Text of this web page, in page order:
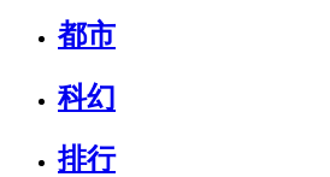
都市
科幻
排行